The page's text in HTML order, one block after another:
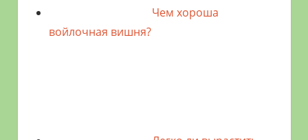
Чем хороша
войлочная вишня?